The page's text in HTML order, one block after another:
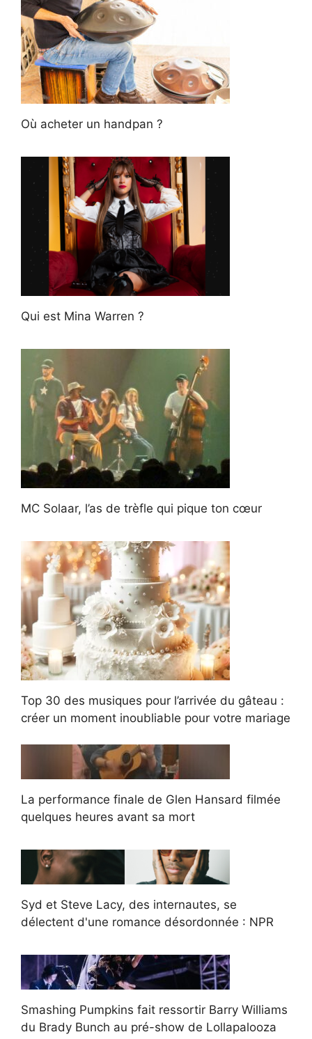
Où acheter un handpan ?
Qui est Mina Warren ?
MC Solaar, l’as de trèfle qui pique ton cœur
Top 30 des musiques pour l’arrivée du gâteau :
créer un moment inoubliable pour votre mariage
La performance finale de Glen Hansard filmée
quelques heures avant sa mort
Syd et Steve Lacy, des internautes, se
délectent d'une romance désordonnée : NPR
Smashing Pumpkins fait ressortir Barry Williams
du Brady Bunch au pré-show de Lollapalooza